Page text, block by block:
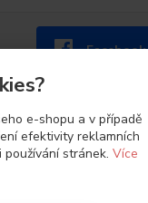
Facebook
e-shopu a v případě
efektivity reklamních
stránek. Více